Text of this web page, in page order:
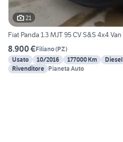
21
Fiat Panda 1.3 MJT 95 CV S&S 4x4 Van
8.900 €Filiano(PZ)
Usato
10/2016 177000 Km Diesel
Rivenditore Pianeta Auto